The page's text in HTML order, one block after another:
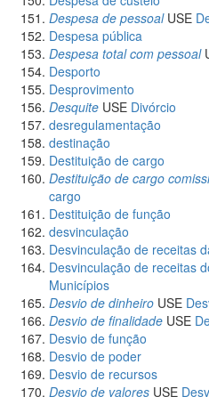
Despesa de pessoalUSE
Despesa pública
Despesa total com pessoal
Desporto
Desprovimento
Desquite USE Divórcio
desregulamentação
destinação
Destituição de cargo
Destituição de cargo
cargo
Destituição de função
desvinculação
Desvinculação de receitas
Desvinculação de receitas
Municípios
Desvio de dinheiro USE
Desvio de finalidade USE
Desvio de função
Desvio de poder
Desvio de recursos
Desvio de valores USE